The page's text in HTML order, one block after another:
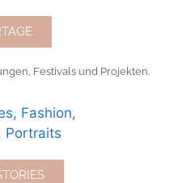
Festivals und Projekten.